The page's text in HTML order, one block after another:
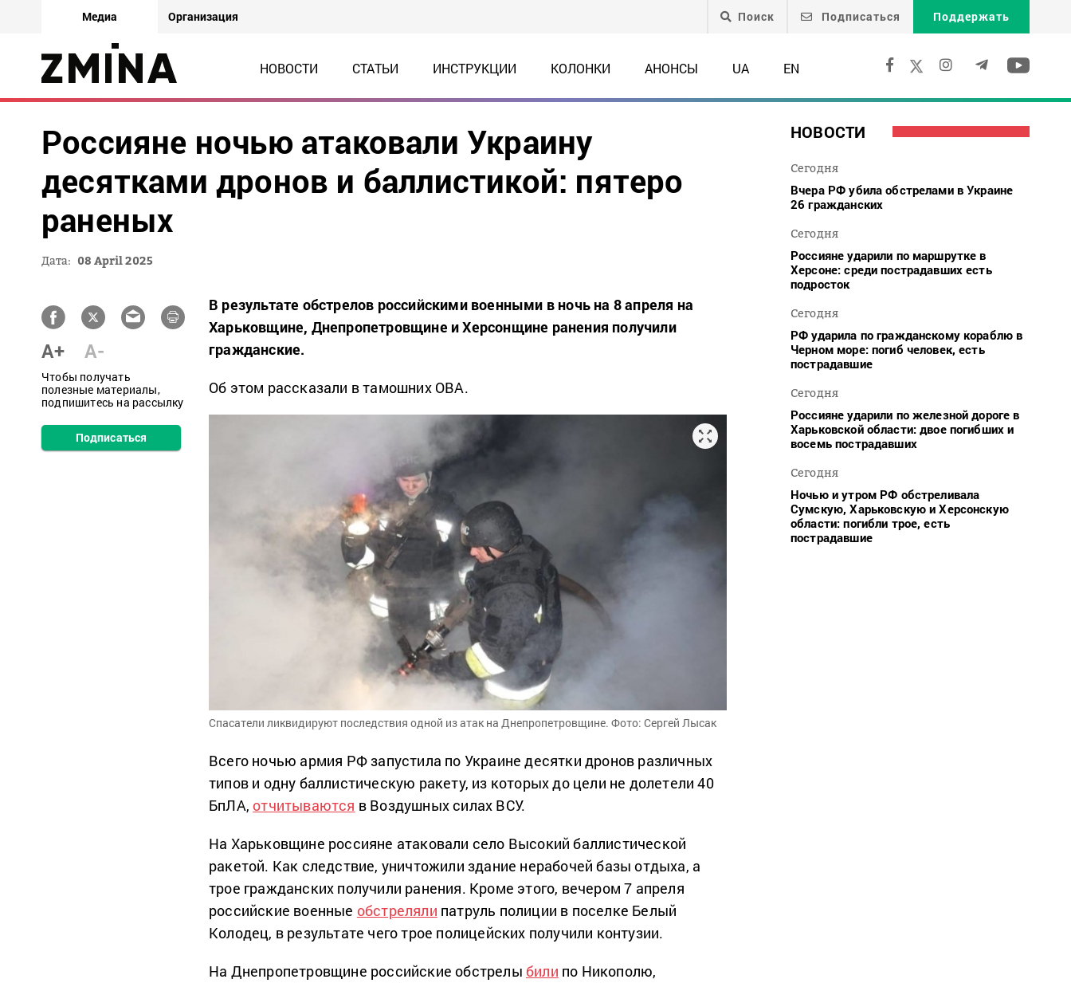
Медиа Организация Поиск Подписаться Поддержать
НОВОСТИ СТАТЬИ ИНСТРУКЦИИ КОЛОНКИ АНОНСЫ UA EN
Россияне ночью атаковали Украину
десятками дронов и баллистикой: пятеро
раненых
Дата: 08 April 2025
A+ A-
Чтобы получать
полезные материалы,
подпишитесь на рассылку
Подписаться
В результате обстрелов российскими военными в ночь на 8 апреля на
Харьковщине, Днепропетровщине и Херсонщине ранения получили
гражданские.
Об этом рассказали в тамошних ОВА.
Спасатели ликвидируют последствия одной из атак на Днепропетровщине. Фото: Сергей Лысак
Всего ночью армия РФ запустила по Украине десятки дронов различных
типов и одну баллистическую ракету, из которых до цели не долетели 40
БпЛА, отчитываются в Воздушных силах ВСУ.
На Харьковщине россияне атаковали село Высокий баллистической
ракетой. Как следствие, уничтожили здание нерабочей базы отдыха, а
трое гражданских получили ранения. Кроме этого, вечером 7 апреля
российские военные обстреляли патруль полиции в поселке Белый
Колодец, в результате чего трое полицейских получили контузии.
На Днепропетровщине российские обстрелыбили по Никополю,
НОВОСТИ
Сегодня
Вчера РФ убила обстрелами в Украине
26 гражданских
Сегодня
Россияне ударили по маршрутке в
Херсоне: среди пострадавших есть
подросток
Сегодня
РФ ударила по гражданскому кораблю в
Черном море: погиб человек, есть
пострадавшие
Сегодня
Россияне ударили по железной дороге в
Харьковской области: двое погибших и
восемь пострадавших
Сегодня
Ночью и утром РФ обстреливала
Сумскую, Харьковскую и Херсонскую
области: погибли трое, есть
пострадавшие